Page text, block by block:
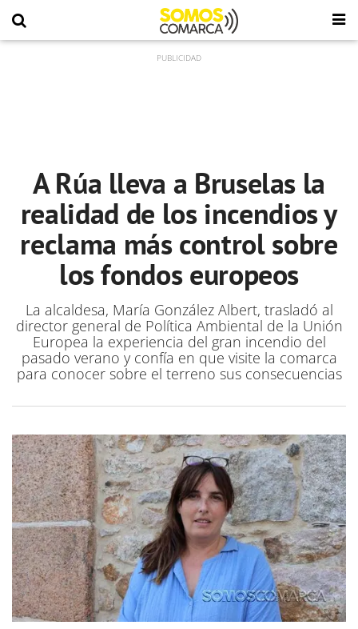
A Rúa lleva a Bruselas la
realidad de los incendios y
reclama más control sobre
los fondos europeos
La alcaldesa, María González Albert, trasladó al
director general de Política Ambiental de la Unión
Europea la experiencia del gran incendio del
pasado verano y confía en que visite la comarca
para conocer sobre el terreno sus consecuencias